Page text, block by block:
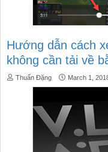
Hướng dẫn cách
không cần tải về
Thuấn Đặng March 1,